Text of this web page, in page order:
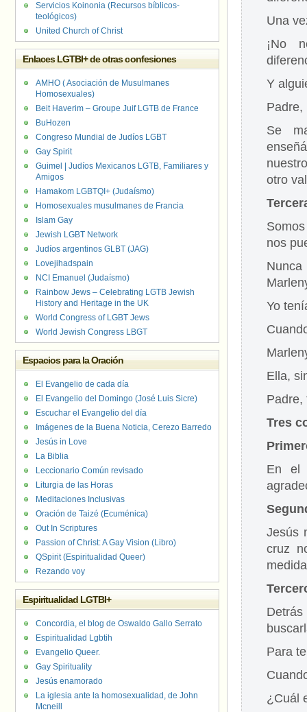
Una
¡No
Y
Padre,
Se
otro
nos
Yo
Ella,
Padre,
Tres
En el
Jesús
cruz
Para
¿Cuál
Servicios Koinonia (Recursos bíblicos-
teológicos)
United Church of Christ
Enlaces LGTBI+ de otras confesiones
AMHO ( Asociación de Musulmanes
Homosexuales)
Beit Haverim – Groupe Juif LGTB de France
BuHozen
Congreso Mundial de Judíos LGBT
Gay Spirit
Guimel | Judíos Mexicanos LGTB, Familiares y
Amigos
Hamakom LGBTQI+ (Judaísmo)
Homosexuales musulmanes de Francia
Islam Gay
Jewish LGBT Network
Judíos argentinos GLBT (JAG)
Lovejihadspain
NCI Emanuel (Judaísmo)
Rainbow Jews – Celebrating LGTB Jewish
History and Heritage in the UK
World Congress of LGBT Jews
World Jewish Congress LBGT
Espacios para la Oración
El Evangelio de cada día
El Evangelio del Domingo (José Luis Sicre)
Escuchar el Evangelio del día
Imágenes de la Buena Noticia, Cerezo Barredo
Jesús in Love
La Biblia
Leccionario Común revisado
Liturgia de las Horas
Meditaciones Inclusivas
Oración de Taizé (Ecuménica)
Out In Scriptures
Passion of Christ: A Gay Vision (Libro)
QSpirit (Espiritualidad Queer)
Rezando voy
Espiritualidad LGTBI+
Concordia, el blog de Oswaldo Gallo Serrato
Espiritualidad Lgbtih
Evangelio Queer.
Gay Spirituality
Jesús enamorado
La iglesia ante la homosexualidad, de John
Mcneill